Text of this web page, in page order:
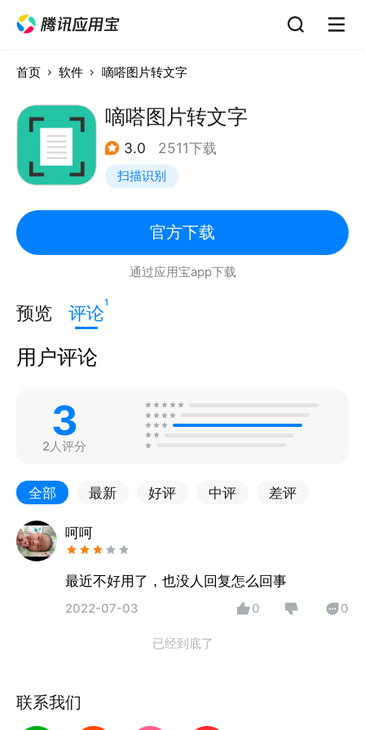
首页 软件 嘀嗒图片转文字
嘀嗒图片转文字
3.0 2511下载
扫描识别
官方下载
通过应用宝app下载
预览 评论1
用户评论
3
2人评分
全部 最新 好评 中评 差评
呵呵
最近不好用了，也没人回复怎么回事
2022-07-03 0 0
已经到底了
联系我们